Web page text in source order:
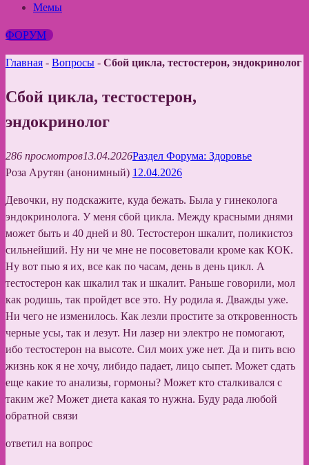
Мемы
ФОРУМ
Главная - Вопросы - Сбой цикла, тестостерон, эндокринолог
Сбой цикла, тестостерон,
эндокринолог
286 просмотров13.04.2026Раздел Форума: Здоровье
Роза Арутян (анонимный) 12.04.2026
Девочки, ну подскажите, куда бежать. Была у гинеколога
эндокринолога. У меня сбой цикла. Между красными днями
может быть и 40 дней и 80. Тестостерон шкалит, поликистоз
сильнейший. Ну ни че мне не посоветовали кроме как КОК.
Ну вот пью я их, все как по часам, день в день цикл. А
тестостерон как шкалил так и шкалит. Раньше говорили, мол
как родишь, так пройдет все это. Ну родила я. Дважды уже.
Ни чего не изменилось. Как лезли простите за откровенность
черные усы, так и лезут. Ни лазер ни электро не помогают,
ибо тестостерон на высоте. Сил моих уже нет. Да и пить всю
жизнь кок я не хочу, либидо падает, лицо сыпет. Может сдать
еще какие то анализы, гормоны? Может кто сталкивался с
таким же? Может диета какая то нужна. Буду рада любой
обратной связи
ответил на вопрос